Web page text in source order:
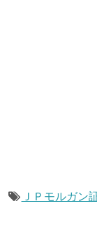
ＪＰモルガン